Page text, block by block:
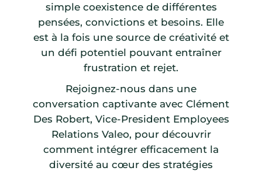
simple coexistence de différentes
pensées, convictions et besoins. Elle
est à la fois une source de créativité et
un défi potentiel pouvant entraîner
frustration et rejet.
Rejoignez-nous dans une
conversation captivante avec Clément
Des Robert, Vice-President Employees
Relations Valeo, pour découvrir
comment intégrer efficacement la
diversité au cœur des stratégies